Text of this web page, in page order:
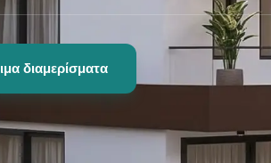
διαμερίσματα